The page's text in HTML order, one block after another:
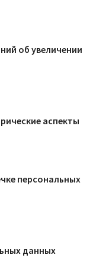
об увеличении
аспекты
персональных
данных